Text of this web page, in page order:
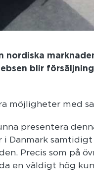
blir
möjligheter med
presentera
Danmark
Precis som på
en väldigt hög